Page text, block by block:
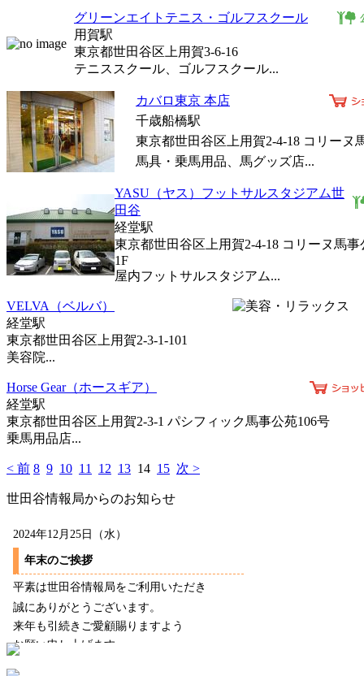
グリーンエイトテニス・ゴルフスクール
用賀駅
東京都世田谷区上用賀3-6-16
テニススクール、ゴルフスクール...
カバロ東京 本店
千歳船橋駅
東京都世田谷区上用賀2-4-18 コリーヌ
馬具・乗馬用品、馬グッズ店...
YASU（ヤス）フットサルスタジアム世
田谷
経堂駅
東京都世田谷区上用賀2-4-18 コリーヌ馬
1F
屋内フットサルスタジアム...
VELVA（ベルバ）
経堂駅
東京都世田谷区上用賀2-3-1-101
美容院...
Horse Gear（ホースギア）
経堂駅
東京都世田谷区上用賀2-3-1 パシフィック馬事公苑106号
乗馬用品店...
< 前 8 9 10 11 12 13 14 15 次 >
世田谷情報局からのお知らせ